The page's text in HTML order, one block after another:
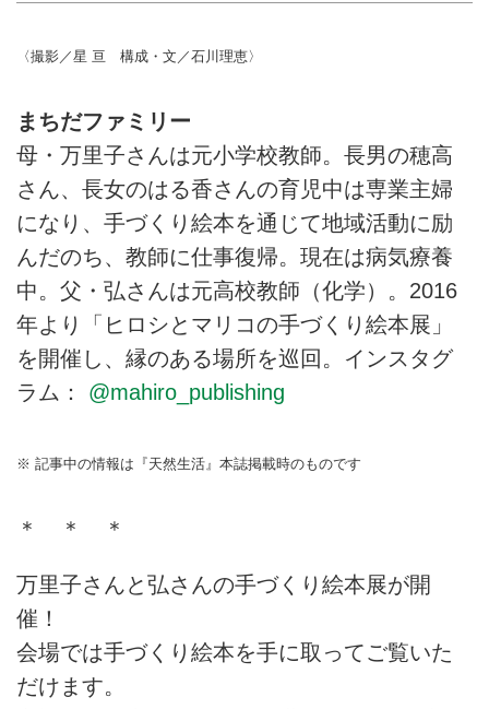
〈撮影／星 亘 構成・文／石川理恵〉
まちだファミリー
母・万里子さんは元小学校教師。長男の穂高
さん、長女のはる香さんの育児中は専業主婦
になり、手づくり絵本を通じて地域活動に励
んだのち、教師に仕事復帰。現在は病気療養
中。父・弘さんは元高校教師（化学）。2016
年より「ヒロシとマリコの手づくり絵本展」
を開催し、縁のある場所を巡回。インスタグ
ラム： @mahiro_publishing
※ 記事中の情報は『天然生活』本誌掲載時のものです
＊ ＊ ＊
万里子さんと弘さんの手づくり絵本展が開
催！
会場では手づくり絵本を手に取ってご覧いた
だけます。